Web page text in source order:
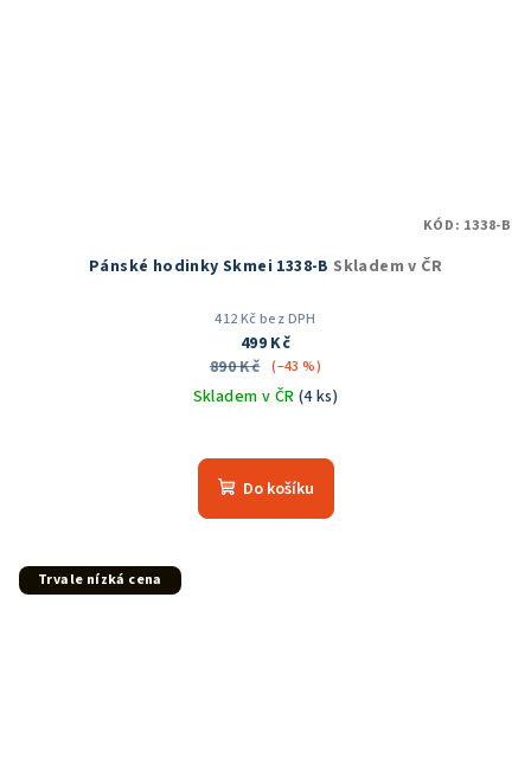
Pánské hodinky Skmei 1338-B Skladem v ČR
412 Kč bez DPH
499 Kč
890 Kč (–43 %)
Skladem v ČR (4 ks)
hodnocení
produktu
Do košíku
KÓD: 1338-B
Trvale nízká cena